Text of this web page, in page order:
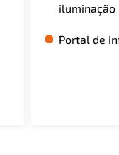
iluminação
Portal de